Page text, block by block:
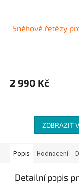
Sněhové řetězy
2 990 Kč
ZOBRAZIT
Popis Hodnocení
Detailní popis